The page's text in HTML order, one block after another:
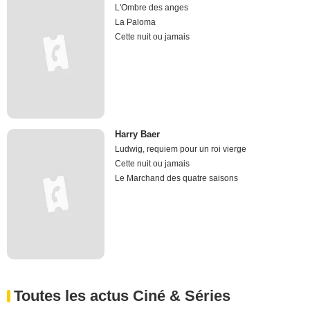
L'Ombre des anges
La Paloma
Cette nuit ou jamais
Harry Baer
Ludwig, requiem pour un roi vierge
Cette nuit ou jamais
Le Marchand des quatre saisons
Toutes les actus Ciné & Séries